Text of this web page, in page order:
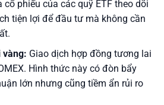
cổ phiếu của các quỹ ETF theo dõi
tiện lợi để đầu tư mà không cần
vàng: Giao dịch hợp đồng tương lai
Hình thức này có đòn bẩy
lớn nhưng cũng tiềm ẩn rủi ro